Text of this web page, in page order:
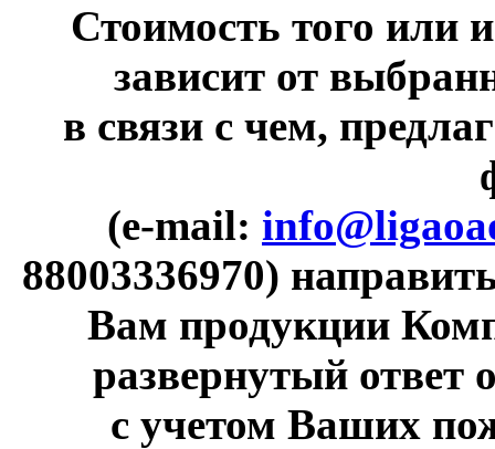
Стоимость того или
зависит от
в связи с чем,
(e-mail:
88003336970)
Вам продукции
развернутый ответ
с учетом Ваших